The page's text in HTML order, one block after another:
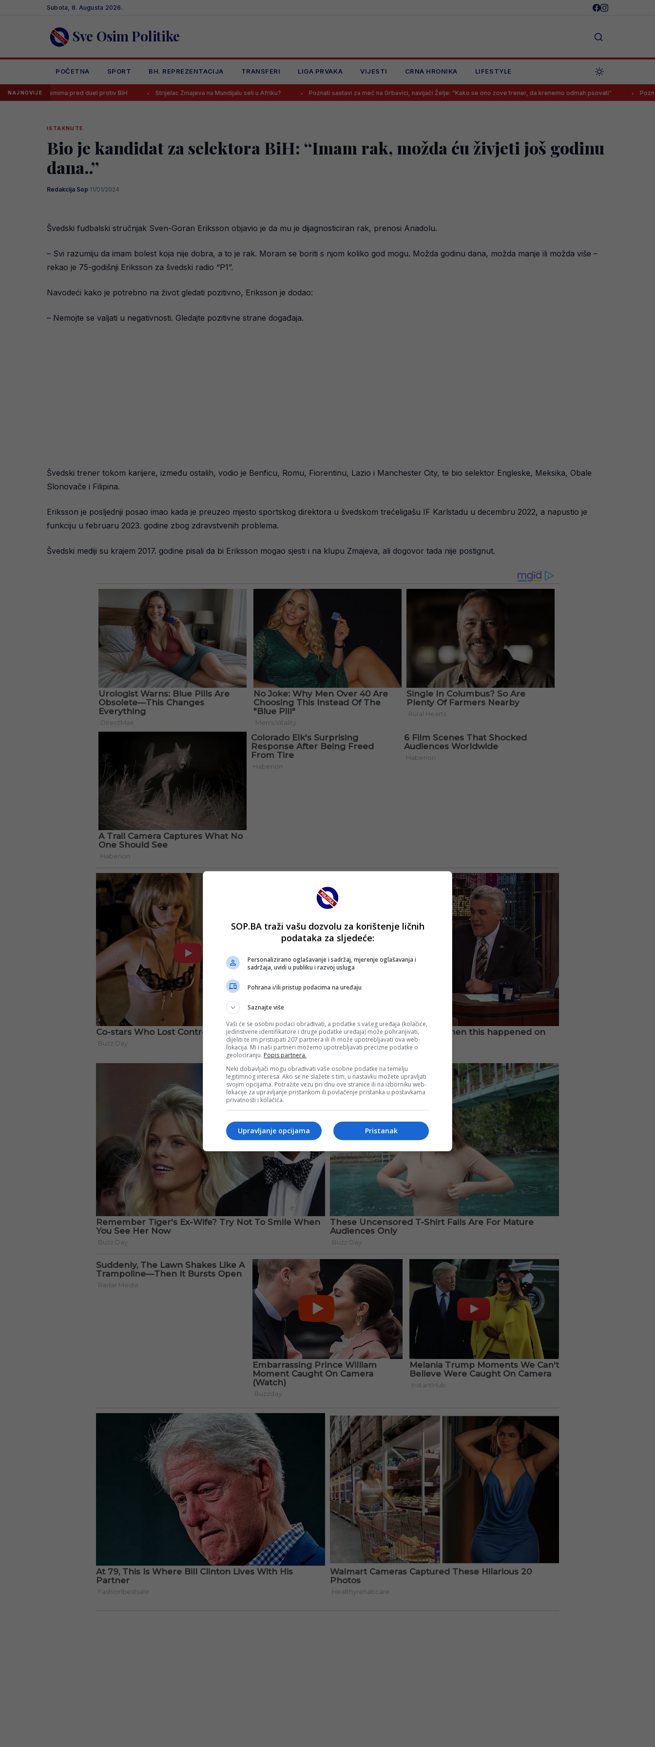
Subota, 8. Augusta 2026.
Sve Osim Politike
POČETNA SPORT BH. REPREZENTACIJA TRANSFERI LIGA PRVAKA VIJESTI CRNA HRONIKA LIFESTYLE
NAJNOVIJEpred duel protiv BiH Strijelac Zmajeva na Mundijalu seli u Afriku? Poznati sastavi za meč na Grbavici, navijači Želje: “Kako se ono zove trener, da krenemo odmah psovati” Poznata lista sudija
ISTAKNUTE
Bio je kandidat za selektora BiH: “Imam rak, možda ću živjeti još godinu
dana..”
Redakcija Sop·11/01/2024
Švedski fudbalski stručnjak Sven-Goran Eriksson objavio je da mu je dijagnosticiran rak, prenosi Anadolu.
– Svi razumiju da imam bolest koja nije dobra, a to je rak. Moram se boriti s njom koliko god mogu. Možda godinu dana, možda manje ili možda više –
rekao je 75-godišnji Eriksson za švedski radio “P1”.
Navodeći kako je potrebno na život gledati pozitivno, Eriksson je dodao:
– Nemojte se valjati u negativnosti. Gledajte pozitivne strane događaja.
Švedski trener tokom karijere, između ostalih, vodio je Benficu, Romu, Fiorentinu, Lazio i Manchester City, te bio selektor Engleske, Meksika, Obale
Slonovače i Filipina.
Eriksson je posljednji posao imao kada je preuzeo mjesto sportskog direktora u švedskom trećeligašu IF Karlstadu u decembru 2022, a napustio je
funkciju u februaru 2023. godine zbog zdravstvenih problema.
Švedski mediji su krajem 2017. godine pisali da bi Eriksson mogao sjesti i na klupu Zmajeva, ali dogovor tada nije postignut.
SOP.BA traži vašu dozvolu za korištenje ličnih
podataka za sljedeće:
Personalizirano oglašavanje i sadržaj, mjerenje oglašavanja i
sadržaja, uvidi u publiku i razvoj usluga
Pohrana i/ili pristup podacima na uređaju
Saznajte više
Vaši će se osobni podaci obrađivati, a podatke s vašeg uređaja (kolačiće,
jedinstvene identifikatore i druge podatke uređaja) može pohranjivati,
dijeliti te im pristupati 207 partnera ili ih može upotrebljavati ova web-
lokacija. Mi i naši partneri možemo upotrebljavati precizne podatke o
geolociranju. Popis partnera.
Neki dobavljači mogu obrađivati vaše osobne podatke na temelju
legitimnog interesa. Ako se ne slažete s tim, u nastavku možete upravljati
svojim opcijama. Potražite vezu pri dnu ove stranice ili na izborniku web-
lokacije za upravljanje pristankom ili povlačenje pristanka u postavkama
privatnosti i kolačića.
Pristanak
Upravljanje opcijama